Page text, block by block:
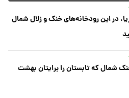
در این رودخانه‌های خنک و زلال شمال
شمال که تابستان را برایتان بهشت